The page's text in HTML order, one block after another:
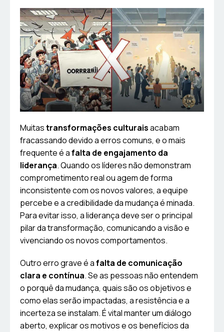
Muitastransformações culturaisacabam
fracassando devido a erros comuns, e o mais
frequente é afalta de engajamento da
liderança. Quando os líderes não demonstram
comprometimento real ou agem de forma
inconsistente com os novos valores, a equipe
percebe e a credibilidade da mudança é minada.
Para evitar isso, a liderança deve ser o principal
pilar da transformação, comunicando a visão e
vivenciando os novos comportamentos.
Outro erro grave é afalta de comunicação
clara e contínua. Se as pessoas não entendem
o porquê da mudança, quais são os objetivos e
como elas serão impactadas, a resistência e a
incerteza se instalam. É vital manter um diálogo
aberto, explicar os motivos e os benefícios da